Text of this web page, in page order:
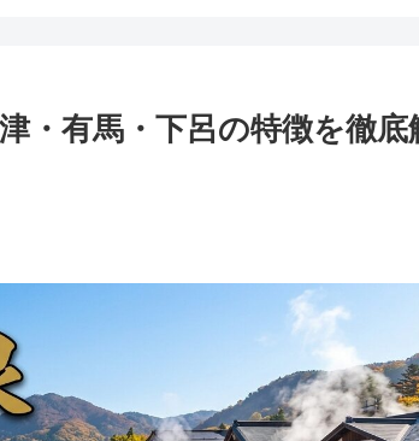
・有馬・下呂の特徴を徹底